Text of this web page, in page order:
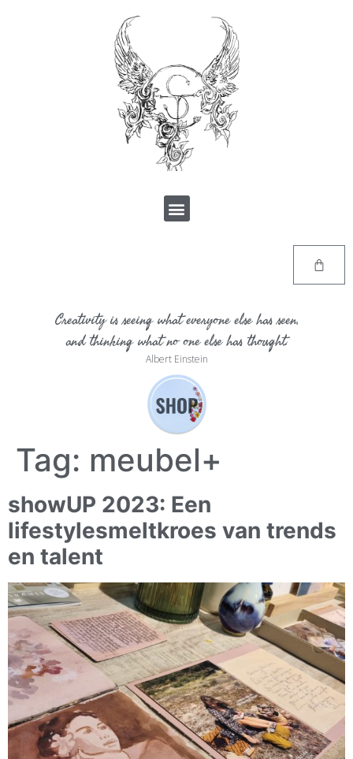
Creativity is seeing what everyone else has seen,
and thinking what no one else has thought.
Albert Einstein
Tag: meubel+
showUP 2023: Een
lifestylesmeltkroes van trends
en talent